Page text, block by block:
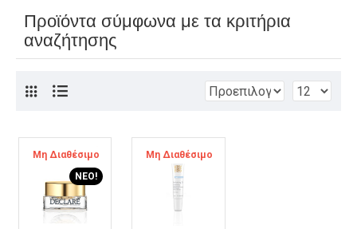
Προϊόντα σύμφωνα με τα κριτήρια
αναζήτησης
ΝΈΟ!
-41 %
Μη Διαθέσιμο Μη Διαθέσιμο